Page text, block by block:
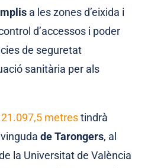
a les zones d’eixida i
d’accessos i poder
de seguretat
sanitària per als
metrestindrà
de Tarongers, al
la Universitat de València